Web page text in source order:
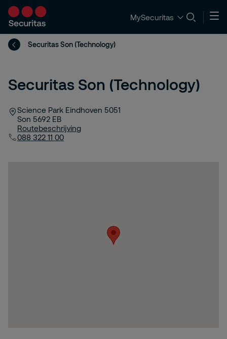
MySecuritas
Securitas Son (Technology)
Securitas Son (Technology)
Science Park Eindhoven 5051
Son 5692 EB
Routebeschrijving
088 322 11 00